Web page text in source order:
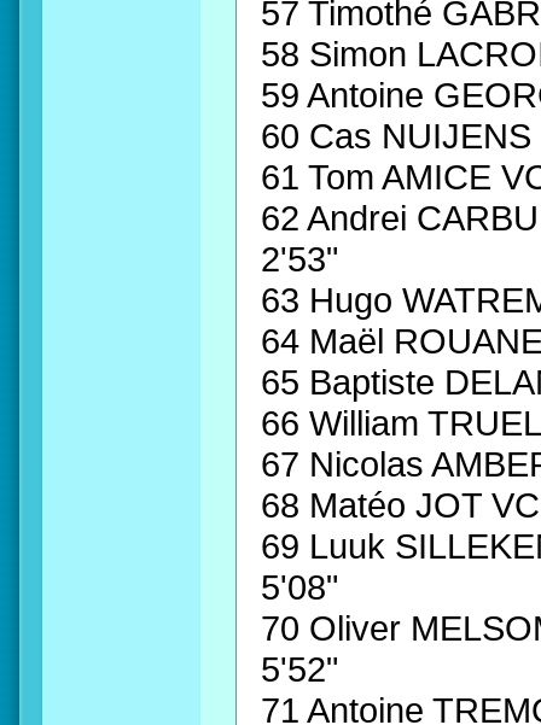
57 Timothé
58 Simon
59 Antoine
60 Cas
61 Tom AMICE
62 Andrei
2'53"
63 Hugo
64 Maël
65 Baptiste
66 William
67 Nicolas
68 Matéo JOT
69 Luuk
5'08"
70 Oliver
5'52"
71 Antoine